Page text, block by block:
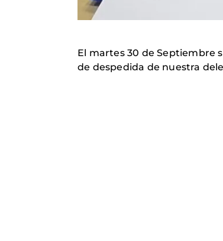
El martes 30 de Septiembre
de despedida de nuestra